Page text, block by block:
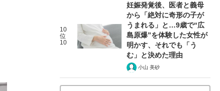
10
位
10
妊娠発覚後、医者と義母
から「絶対に奇形の子が
うまれる」と…9歳で“広
島原爆”を体験した女性が
明かす、それでも「う
む」と決めた理由
小山 美砂